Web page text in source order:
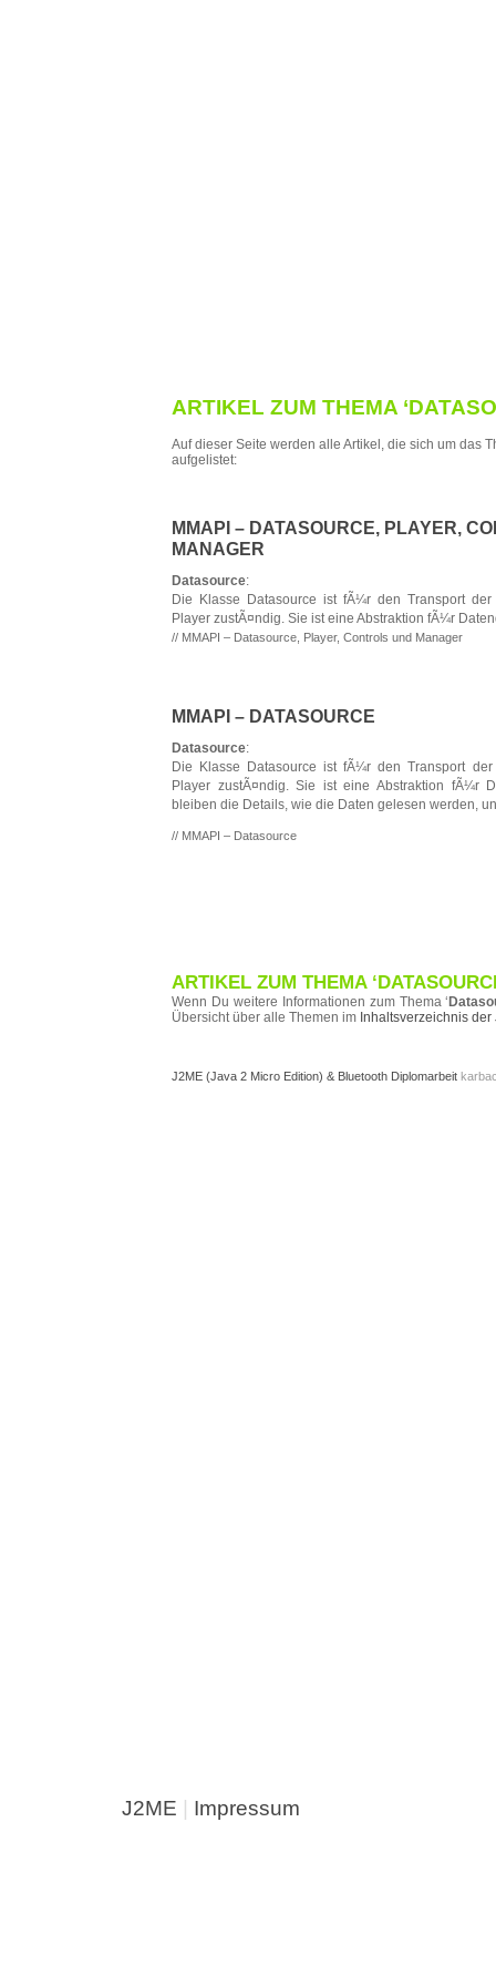
ARTIKEL ZUM THEMA
Auf dieser Seite werden alle Artikel, die sich um das
aufgelistet:
MMAPI – DATASOURCE, PLAYER,
MANAGER
Datasource:
Die Klasse Datasource ist fÃ¼r den Transport
Player zustÃ¤ndig. Sie ist eine Abstraktion fÃ¼r
// MMAPI – Datasource, Player, Controls und Manager
MMAPI – DATASOURCE
Datasource:
Die Klasse Datasource ist fÃ¼r den Transport
Player zustÃ¤ndig. Sie ist eine Abstraktion fÃ¼r
bleiben die Details, wie die Daten gelesen werden,
// MMAPI – Datasource
ARTIKEL ZUM THEMA
Wenn Du weitere Informationen zum Thema ‘
Übersicht über alle Themen im Inhaltsverzeichnis
J2ME (Java 2 Micro Edition) & Bluetooth Diplomarbeit
J2ME Impressum